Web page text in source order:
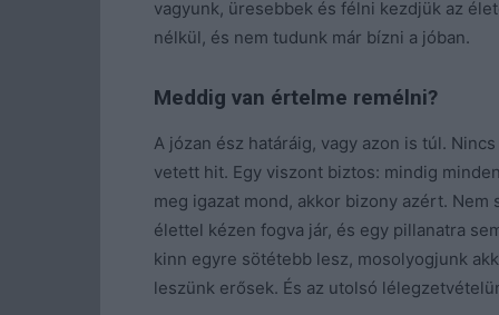
vagyunk, üresebbek és félni kezdjük az
nélkül, és nem tudunk már bízni a jóban.
Meddig van értelme remélni?
A józan ész határáig, vagy azon is túl.
vetett hit. Egy viszont biztos: mindig
meg igazat mond, akkor bizony azért.
élettel kézen fogva jár, és egy pillanatra
kinn egyre sötétebb lesz, mosolyogjunk
leszünk erősek. És az utolsó